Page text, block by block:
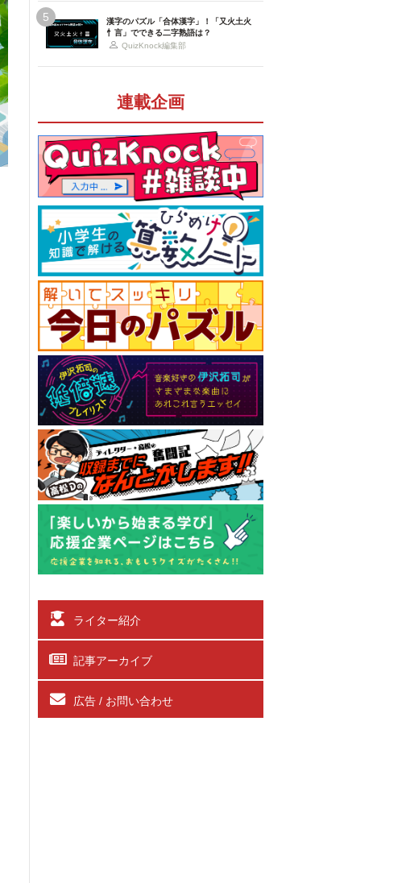
5
漢字のパズル「合体漢字」！「又火土火
忄言」でできる二字熟語は？
QuizKnock編集部
連載企画
ライター紹介
記事アーカイブ
広告 / お問い合わせ